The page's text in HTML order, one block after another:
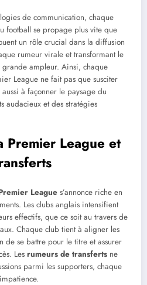
de communication, chaque
football se propage plus vite que
un rôle crucial dans la diffusion
rumeur virale et transformant le
grande ampleur. Ainsi, chaque
League ne fait pas que susciter
à façonner le paysage du
audacieux et des stratégies
Premier League et
League s’annonce riche en
Les clubs anglais intensifient
effectifs, que ce soit au travers de
Chaque club tient à aligner les
de se battre pour le titre et assurer
Les rumeurs de transferts ne
parmi les supporters, chaque